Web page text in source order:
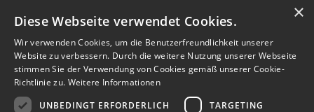
×
Diese Webseite verwendet Cookies.
Wir verwenden Cookies, um die Benutzerfreundlichkeit unserer
Website zu verbessern. Durch die weitere Nutzung unserer Webseite
stimmen Sie der Verwendung von Cookies gemäß unserer Cookie-
Richtlinie zu. Weitere Informationen
UNBEDINGT ERFORDERLICH
TARGETING